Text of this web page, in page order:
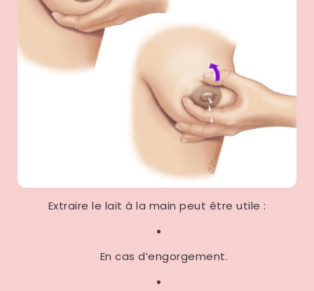
Extraire le lait à la main peut être utile :
En cas d’engorgement.